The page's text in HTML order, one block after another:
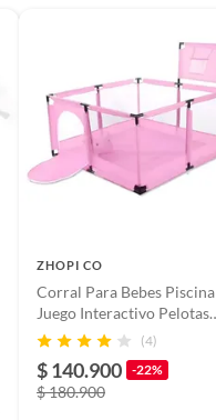
ZHOPI CO
Corral Para Bebes Piscina
Juego Interactivo Pelotas
Niños
(4)
$ 140.900 -22%
$ 180.900